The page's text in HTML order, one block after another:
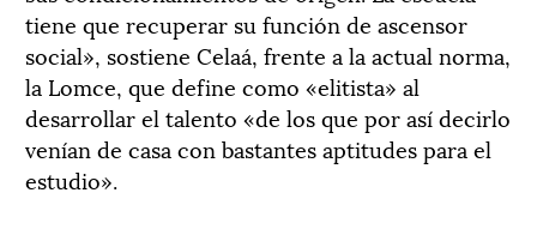
tiene que recuperar su función de ascensor
social», sostiene Celaá, frente a la actual norma,
la Lomce, que define como «elitista» al
desarrollar el talento «de los que por así decirlo
venían de casa con bastantes aptitudes para el
estudio».